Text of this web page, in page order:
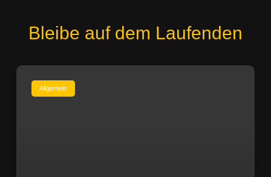
Bleibe auf dem Laufenden
Allgemein